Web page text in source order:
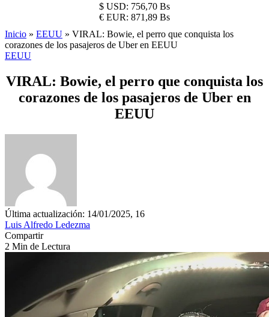
$ USD: 756,70 Bs
€ EUR: 871,89 Bs
Inicio » EEUU » VIRAL: Bowie, el perro que conquista los
corazones de los pasajeros de Uber en EEUU
EEUU
VIRAL: Bowie, el perro que conquista los
corazones de los pasajeros de Uber en
EEUU
Última actualización: 14/01/2025, 16
Luis Alfredo Ledezma
Compartir
2 Min de Lectura